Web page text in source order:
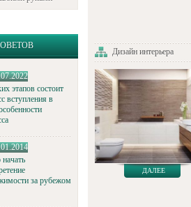
этапов состоит
вступления в
за рубежом
Дизайн интерьера
ДАЛЕЕ